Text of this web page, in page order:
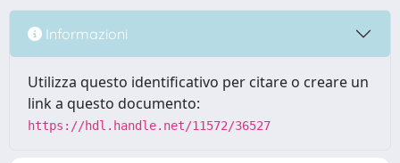
Informazioni
Utilizza questo identificativo per citare o creare un
link a questo documento:
https://hdl.handle.net/11572/36527